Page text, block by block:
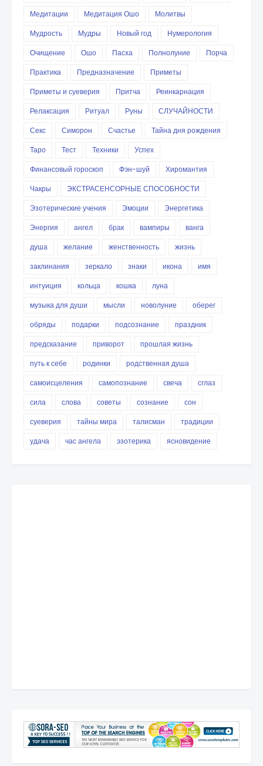
Медитации
Медитация Ошо
Молитвы
Мудрость
Мудры Новый год
Нумерология
Очищение
Ошо Пасха Полнолуние
Порча
Практика
Предназначение
Приметы
Приметы и суеверия
Притча
Реинкарнация
Релаксация
Ритуал Руны
СЛУЧАЙНОСТИ
Секс
Симорон Счастье
Тайна дня рождения
Таро
Тест Техники
Успех
Финансовый гороскоп
Фэн-шуй
Хиромантия
Чакры
ЭКСТРАСЕНСОРНЫЕ СПОСОБНОСТИ
Эзотерические учения
Эмоции
Энергетика
Энергия
ангел брак вампиры
ванга
душа
желание женственность
жизнь
заклинания
зеркало знаки икона
имя
интуиция
кольца кошка
луна
музыка для души
мысли новолуние
оберег
обряды
подарки подсознание
праздник
предсказание
приворот
прошлая жизнь
путь к себе
родинки
родственная душа
самоисцеления
самопознание свеча
сглаз
сила
слова советы сознание
сон
суеверия
тайны мира талисман
традиции
удача
час ангела эзотерика ясновидение